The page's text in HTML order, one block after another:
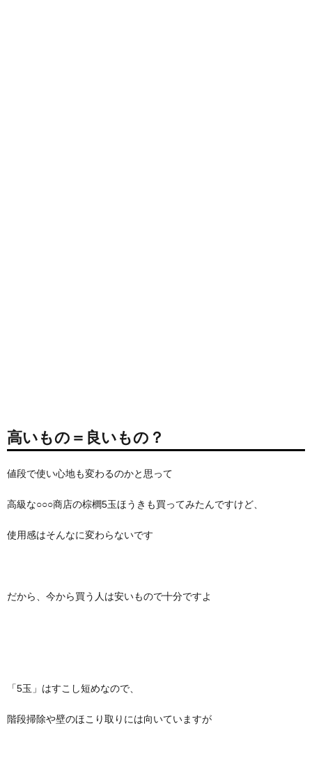
高いもの＝良いもの？
値段で使い心地も変わるのかと思って
高級な○○○商店の棕櫚5玉ほうきも買ってみたんですけど、
使用感はそんなに変わらないです
だから、今から買う人は安いもので十分ですよ
「5玉」はすこし短めなので、
階段掃除や壁のほこり取りには向いていますが